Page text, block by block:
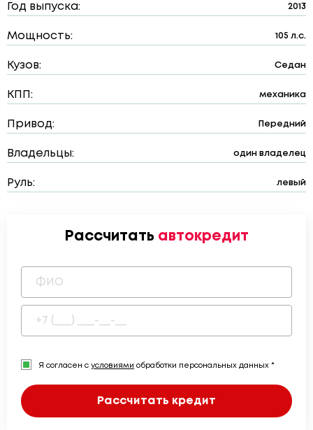
Год выпуска: 2013
Мощность: 105 л.с.
Кузов: Седан
КПП: механика
Привод: Передний
Владельцы: один владелец
Руль: левый
Рассчитать автокредит
Я согласен с условиями обработки персональных данных *
Рассчитать кредит